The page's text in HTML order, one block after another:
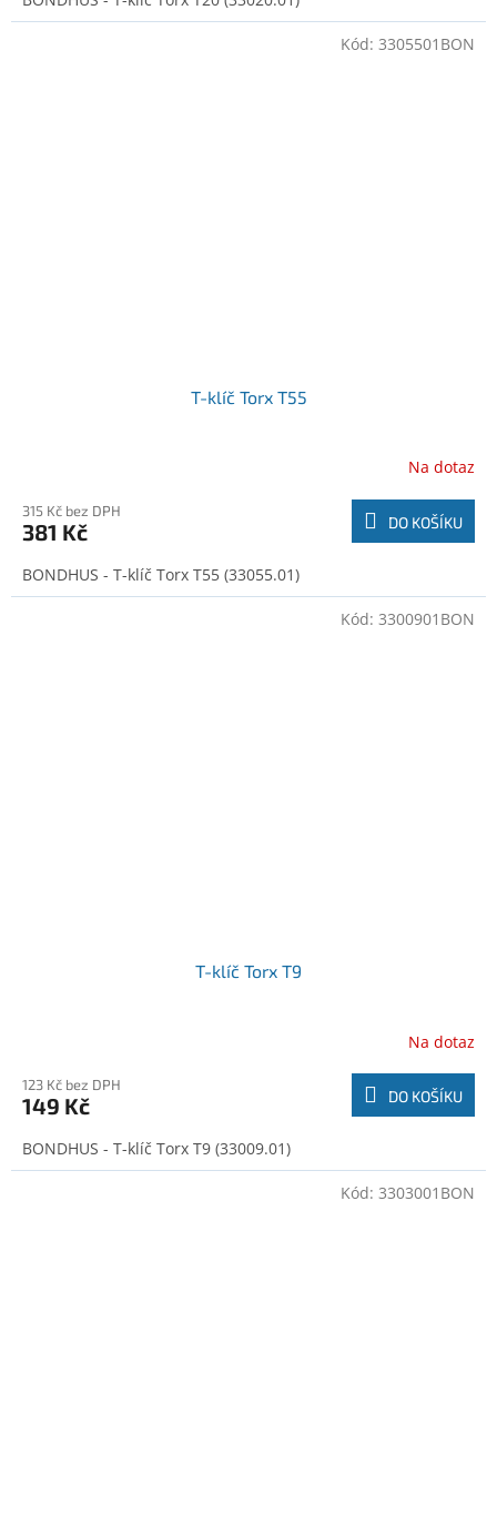
T-klíč Torx T55
Na dotaz
315 Kč bez DPH
381 Kč DO KOŠÍKU
BONDHUS - T-klíč Torx T55 (33055.01)
Kód: 3305501BON
T-klíč Torx T9
Na dotaz
123 Kč bez DPH
149 Kč DO KOŠÍKU
BONDHUS - T-klíč Torx T9 (33009.01)
Kód: 3300901BON
Kód: 3303001BON